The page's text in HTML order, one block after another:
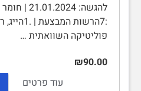
להגשה:
:7הרשות
פוליטיקה השוואתית …
₪90.00
עוד פרטים